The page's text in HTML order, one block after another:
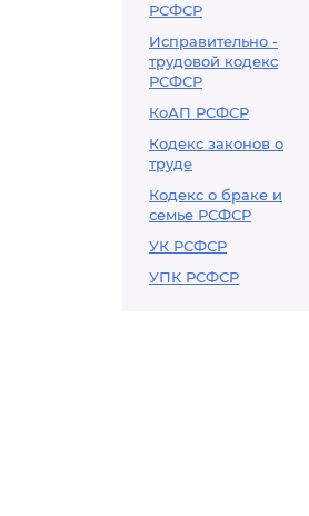
РСФСР
Исправительно -
трудовой кодекс
РСФСР
КоАП РСФСР
Кодекс законов о
труде
Кодекс о браке и
семье РСФСР
УК РСФСР
УПК РСФСР